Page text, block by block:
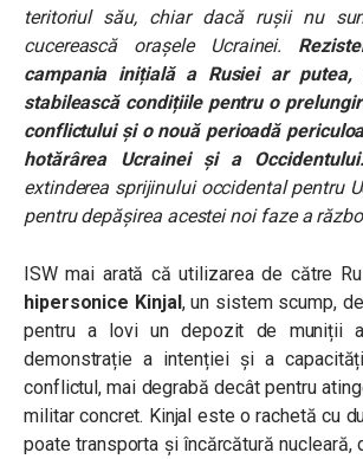
teritoriul său, chiar dacă rușii nu
cucerească orașele Ucrainei.
campania inițială a Rusiei ar
stabilească condițiile pentru o
conflictului și o nouă perioadă
hotărârea Ucrainei și a Occidentului.
extinderea sprijinului occidental pentru
pentru depășirea acestei noi faze a
ISW mai arată că utilizarea de către
hipersonice Kinjal, un sistem scump,
pentru a lovi un depozit de muniții
demonstrație a intenției și a
conflictul, mai degrabă decât pentru
militar concret. Kinjal este o rachetă cu
poate transporta și încărcătură nucleară,